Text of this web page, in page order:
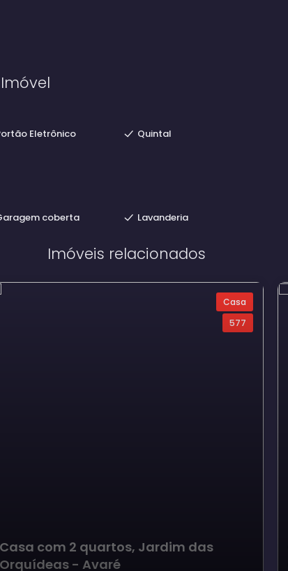
Eletrônico Quintal
coberta Lavanderia
Imóveis relacionados
Casa
577
Casa com 2 quartos, Jardim das
Orquídeas - Avaré